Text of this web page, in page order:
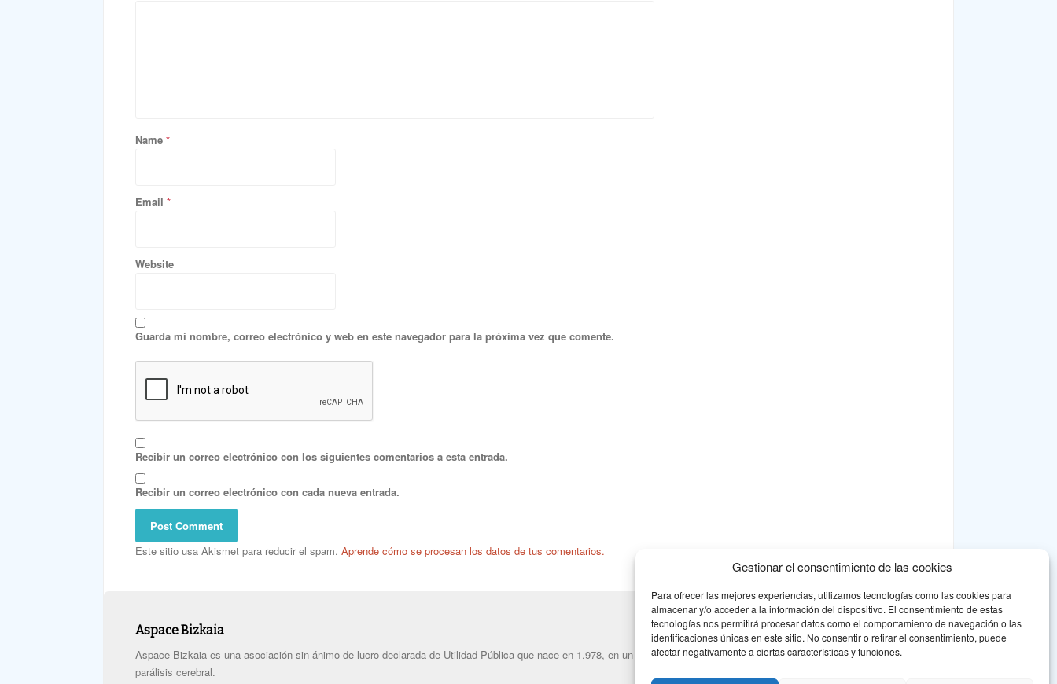
Gestionar el consentimiento de las cookies
Para ofrecer las mejores experiencias, utilizamos tecnologías como las cookies para
almacenar y/o acceder a la información del dispositivo. El consentimiento de estas
tecnologías nos permitirá procesar datos como el comportamiento de navegación o las
identificaciones únicas en este sitio. No consentir o retirar el consentimiento, puede
afectar negativamente a ciertas características y funciones.
Name *
Email *
Website
Guarda mi nombre, correo electrónico y web en este navegador para la próxima vez que comente.
Recibir un correo electrónico con los siguientes comentarios a esta entrada.
Recibir un correo electrónico con cada nueva entrada.
Este sitio usa Akismet para reducir el spam. Aprende cómo se procesan los datos de tus comentarios.
Aspace Bizkaia
Aspace Bizkaia es una asociación sin ánimo de lucro declarada de Utilidad Pública que nace en 1.978, en un intento de dar una respuesta asociativa a la problemática de la
parálisis cerebral.